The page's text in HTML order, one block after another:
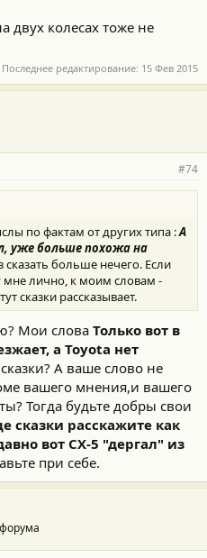
двух колесах тоже не
Последнее редактирование: 15 Фев 2015
#74
по фактам от других типа :А
уже больше похожа на
сказать больше нечего. Если
мне лично, к моим словам -
сказки рассказывает.
Мои слова Только вот в
а Toyota нет
А ваше слово не
вашего мнения,и вашего
Тогда будьте добры свои
сказки расскажите как
вот СХ-5 "дергал" из
при себе.